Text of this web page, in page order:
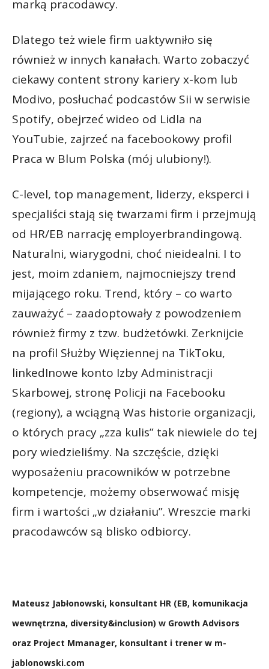
marką pracodawcy.
Dlatego też wiele firm uaktywniło się
również w innych kanałach. Warto zobaczyć
ciekawy content strony kariery x-kom lub
Modivo, posłuchać podcastów Sii w serwisie
Spotify, obejrzeć wideo od Lidla na
YouTubie, zajrzeć na facebookowy profil
Praca w Blum Polska (mój ulubiony!).
C-level, top management, liderzy, eksperci i
specjaliści stają się twarzami firm i przejmują
od HR/EB narrację employerbrandingową.
Naturalni, wiarygodni, choć nieidealni. I to
jest, moim zdaniem, najmocniejszy trend
mijającego roku. Trend, który – co warto
zauważyć – zaadoptowały z powodzeniem
również firmy z tzw. budżetówki. Zerknijcie
na profil Służby Więziennej na TikToku,
linkedInowe konto Izby Administracji
Skarbowej, stronę Policji na Facebooku
(regiony), a wciągną Was historie organizacji,
o których pracy „zza kulis” tak niewiele do tej
pory wiedzieliśmy. Na szczęście, dzięki
wyposażeniu pracowników w potrzebne
kompetencje, możemy obserwować misję
firm i wartości „w działaniu”. Wreszcie marki
pracodawców są blisko odbiorcy.
Mateusz Jabłonowski, konsultant HR (EB, komunikacja
wewnętrzna, diversity&inclusion) w Growth Advisors
oraz Project Mmanager, konsultant i trener w m-
jablonowski.com